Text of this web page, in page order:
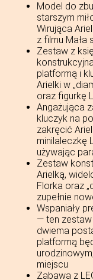
Model do
starszym
Wirująca
z filmu Mała
Zestaw z
platformą i
Arielki w
oraz figurkę
Angażująca
kluczyk na
zakręcić
minilaleczkę
używając
Zestaw
Arielką,
Florka oraz
zupełnie
Wspaniały
— ten zestaw
dwiema
platformą
miejscu
Zabawa z